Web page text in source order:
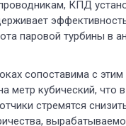
КПД
паровой турбины
сопоставима с
метр кубический,
стремятся